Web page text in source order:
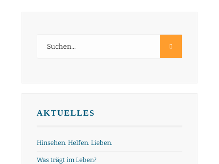
AKTUELLES
Hinsehen. Helfen. Lieben.
Was trägt im Leben?